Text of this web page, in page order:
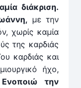
διάκριση.
με την
χωρίς καμία
της καρδιάς
καρδιάς και
ήχο,
Ενοποιώ την